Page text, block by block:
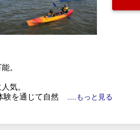
。
気。
験を通じて自然
.....もっと見る